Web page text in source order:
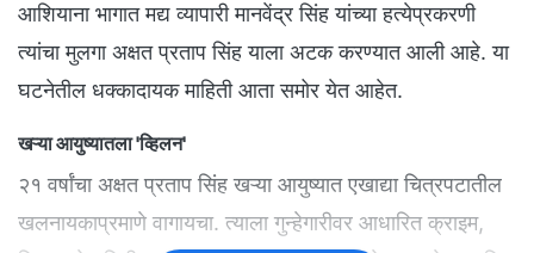
आशियाना भागात मद्य व्यापारी मानवेंद्र सिंह यांच्या हत्येप्रकरणी
त्यांचा मुलगा अक्षत प्रताप सिंह याला अटक करण्यात आली आहे. या
घटनेतील धक्कादायक माहिती आता समोर येत आहेत.
खऱ्या आयुष्यातला 'व्हिलन'
२१ वर्षांचा अक्षत प्रताप सिंह खऱ्या आयुष्यात एखाद्या चित्रपटातील
खलनायकाप्रमाणे वागायचा. त्याला गुन्हेगारीवर आधारित क्राइम,